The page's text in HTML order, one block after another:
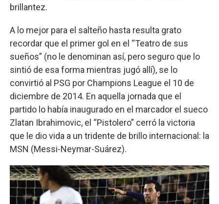
brillantez.
A lo mejor para el salteño hasta resulta grato
recordar que el primer gol en el “Teatro de sus
sueños” (no le denominan así, pero seguro que lo
sintió de esa forma mientras jugó allí), se lo
convirtió al PSG por Champions League el 10 de
diciembre de 2014. En aquella jornada que el
partido lo había inaugurado en el marcador el sueco
Zlatan Ibrahimovic, el “Pistolero” cerró la victoria
que le dio vida a un tridente de brillo internacional: la
MSN (Messi-Neymar-Suárez).